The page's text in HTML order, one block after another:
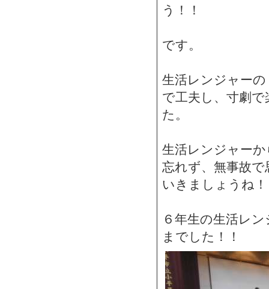
う！！
です。
生活レンジャー
で工夫し、寸劇
た。
生活レンジャー
忘れず、無事故
いきましょうね！
６年生の生活レ
までした！！